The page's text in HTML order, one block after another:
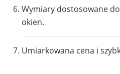
Wymiary dostosowane
okien.
Umiarkowana cena i